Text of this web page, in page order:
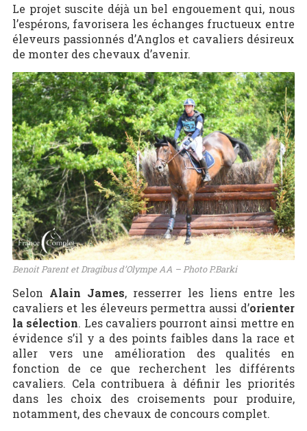
Le projet suscite déjà un bel engouement qui, nous
l’espérons, favorisera les échanges fructueux entre
éleveurs passionnés d’Anglos et cavaliers désireux
de monter des chevaux d’avenir.
Benoit Parent et Dragibus d’Olympe AA – Photo P.Barki
Selon Alain James, resserrer les liens entre les
cavaliers et les éleveurs permettra aussi d’orienter
la sélection. Les cavaliers pourront ainsi mettre en
évidence s’il y a des points faibles dans la race et
aller vers une amélioration des qualités en
fonction de ce que recherchent les différents
cavaliers. Cela contribuera à définir les priorités
dans les choix des croisements pour produire,
notamment, des chevaux de concours complet.